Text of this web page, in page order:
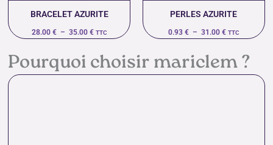
BRACELET AZURITE
28.00 € – 35.00 € TTC
PERLES AZURITE
0.93 € – 31.00 € TTC
Pourquoi choisir mariclem ?